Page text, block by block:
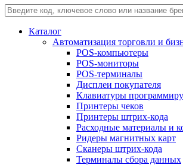
Каталог
Автоматизация торговли и
POS-компьютеры
POS-мониторы
POS-терминалы
Дисплеи покупателя
Клавиатуры
Принтеры чеков
Принтеры штрих-кода
Расходные материалы и
Ридеры магнитных карт
Сканеры штрих-кода
Терминалы сбора данных